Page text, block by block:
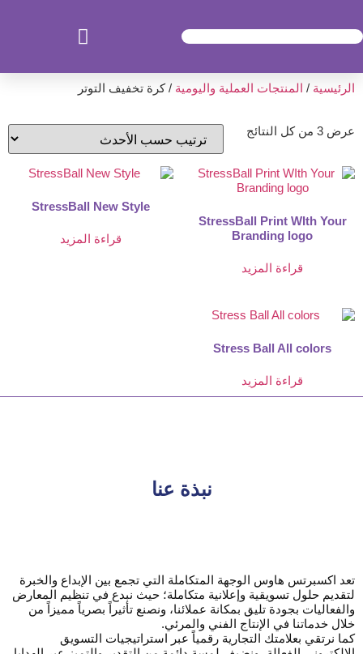
الرئيسية / المنتجات العملية واليومية / كرة تخفيف التوتر
عرض ⁦3⁩ من كل النتائج
StressBall Print WIth Your
Branding logo
قراءة المزيد
StressBall New Style
قراءة المزيد
Stress Ball All colors
قراءة المزيد
نبذة عنا
تعد اكسبرتس هاوس الوجهة المتكاملة التي تجمع بين الإبداع والخبرة
لتقديم حلول تسويقية وإعلانية متكاملة؛ حيث نبدع في تنظيم المعارض
والفعاليات بجودة تليق بمكانة عملائنا، ونصنع تأثيراً بصرياً مميزاً من
خلال خدماتنا في الإنتاج الفني والمرئي.
كما نرتقي بعلامتك التجارية رقمياً عبر استراتيجيات التسويق